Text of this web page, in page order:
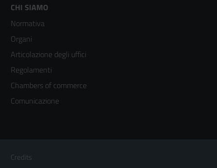
Footer
menù
colonna
3
CHI SIAMO
Normativa
Organi
Articolazione degli uffici
Regolamenti
Chambers of commerce
Comunicazione
Footer
Credits